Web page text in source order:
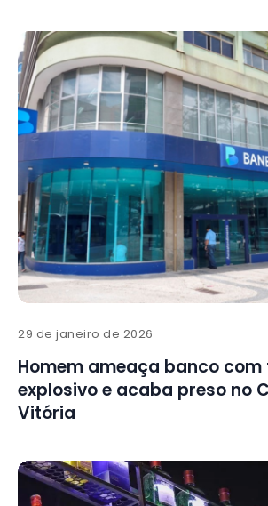
29 de janeiro de 2026
Homem ameaça banco
explosivo e acaba preso no
Vitória